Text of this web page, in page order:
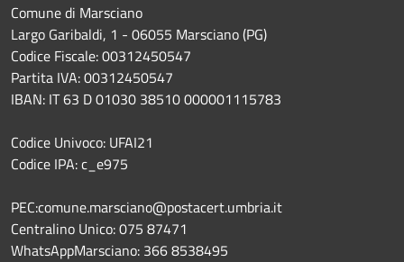
Comune di Marsciano
Largo Garibaldi, 1 - 06055 Marsciano (PG)
Codice Fiscale: 00312450547
Partita IVA: 00312450547
IBAN: IT 63 D 01030 38510 000001115783
Codice Univoco: UFAI21
Codice IPA: c_e975
PEC:comune.marsciano@postacert.umbria.it
Centralino Unico: 075 87471
WhatsAppMarsciano: 366 8538495